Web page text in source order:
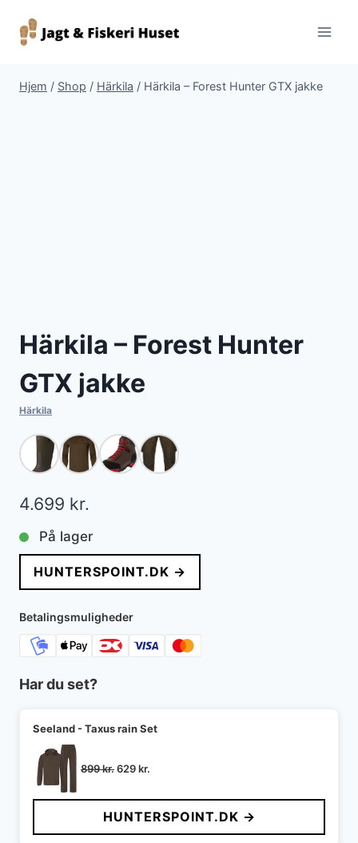
Hjem / Shop / Härkila / Härkila – Forest Hunter GTX jakke
Härkila – Forest Hunter
GTX jakke
Härkila
4.699 kr.
På lager
HUNTERSPOINT.DK →
Betalingsmuligheder
Har du set?
Seeland - Taxus rain Set
899kr.Den
pris
var:
899 kr..
629kr.
pris
er:
629 kr..
HUNTERSPOINT.DK →